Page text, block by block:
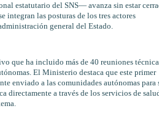
estatutario del SNS— avanza sin estar
integran las posturas de los tres actores
general del Estado.
que ha incluido más de 40 reuniones
El Ministerio destaca que este primer
enviado a las comunidades autónomas para
directamente a través de los servicios de